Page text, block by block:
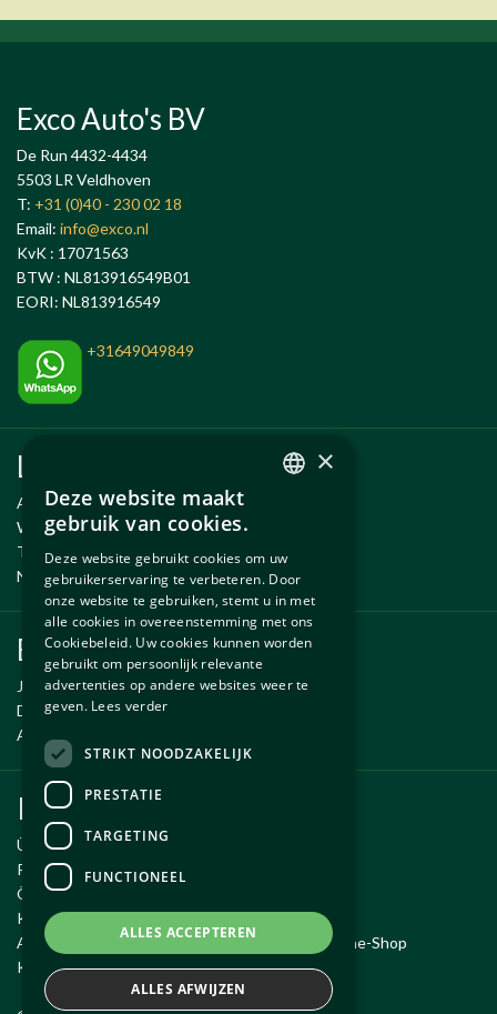
Exco Auto's BV
De Run 4432-4434
5503 LR Veldhoven
T: +31 (0)40 - 230 02 18
Email: info@exco.nl
KvK : 17071563
BTW : NL813916549B01
EORI: NL813916549
+31649049849
Links
Anlässe
Wartung und Reparatur
Temporäre Fahrzeug
Neue und gebrauchte erzsatzteile
Ersatzteile
Jaguar ersatzteile
Daimler ersatzteile
Aston Martin ersatzteile
Kundendienst
Über Autobetrieb Exco
Reiseroute
Öffnungszeiten
Kontakt
Allgemeine Geschäftsbedingungen für den Online-Shop
Kauf widerrufen
×
Deze website maakt
gebruik van cookies.
Deze website gebruikt cookies om uw
gebruikerservaring te verbeteren. Door
onze website te gebruiken, stemt u in met
alle cookies in overeenstemming met ons
Cookiebeleid. Uw cookies kunnen worden
gebruikt om persoonlijk relevante
advertenties op andere websites weer te
geven. Lees verder
STRIKT NOODZAKELIJK
PRESTATIE
TARGETING
FUNCTIONEEL
ALLES ACCEPTEREN
ALLES AFWIJZEN